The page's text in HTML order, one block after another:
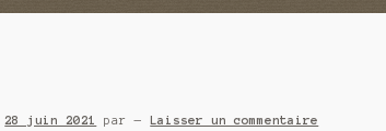
28 juin 2021 par—Laisser un commentaire